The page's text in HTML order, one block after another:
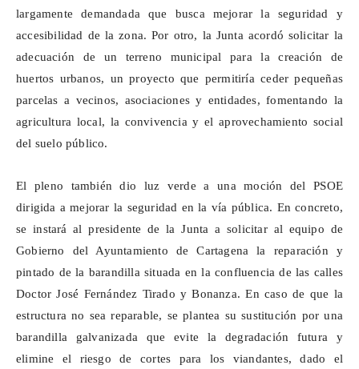
largamente demandada que busca mejorar la seguridad y
accesibilidad de la zona. Por otro, la Junta acordó solicitar la
adecuación de un terreno municipal para la creación de
huertos urbanos, un proyecto que permitiría ceder pequeñas
parcelas a vecinos, asociaciones y entidades, fomentando la
agricultura local, la convivencia y el aprovechamiento social
del suelo público.
El pleno también dio luz verde a una moción del PSOE
dirigida a mejorar la seguridad en la vía pública. En concreto,
se instará al presidente de la Junta a solicitar al equipo de
Gobierno del Ayuntamiento de Cartagena la reparación y
pintado de la barandilla situada en la confluencia de las calles
Doctor José Fernández Tirado y Bonanza. En caso de que la
estructura no sea reparable, se plantea su sustitución por una
barandilla galvanizada que evite la degradación futura y
elimine el riesgo de cortes para los viandantes, dado el